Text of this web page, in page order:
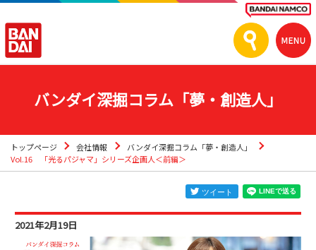
バンダイ深掘コラム「夢・創造人」
トップページ 会社情報
バンダイ深掘コラム「夢・創造人」
Vol.16 「光るパジャマ」シリーズ企画人＜前編＞
2021年2月19日